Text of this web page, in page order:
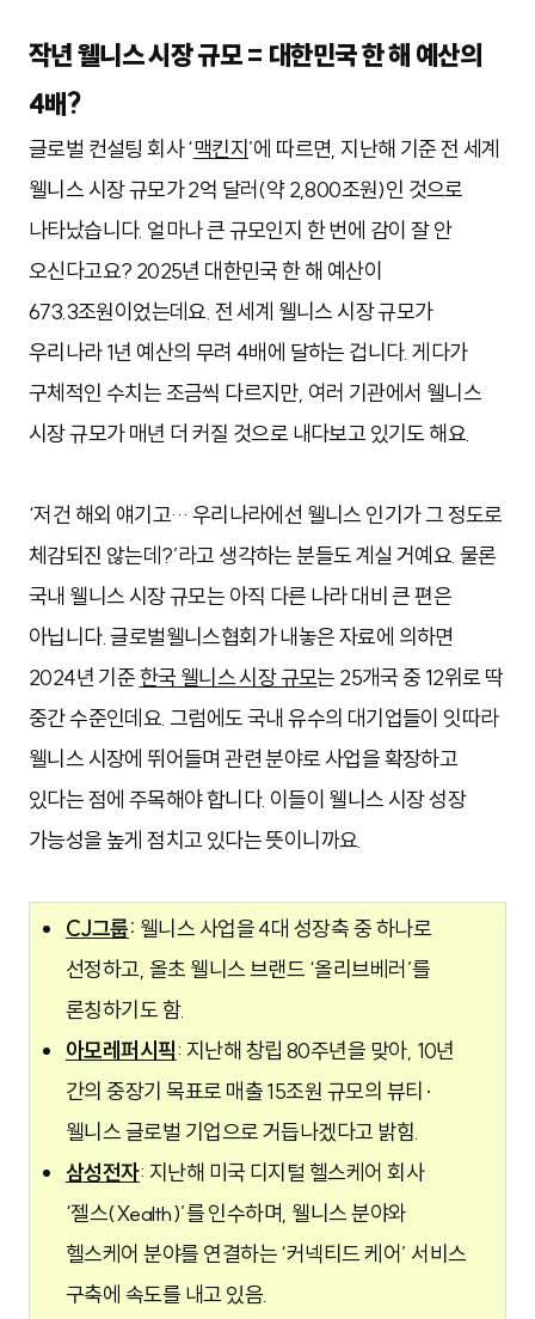
작년 웰니스 시장 규모 = 대한민국 한 해 예산의
4배?
글로벌 컨설팅 회사 ‘맥킨지’에 따르면, 지난해 기준 전 세계
웰니스 시장 규모가 2억 달러(약 2,800조원)인 것으로
나타났습니다. 얼마나 큰 규모인지 한 번에 감이 잘 안
오신다고요? 2025년 대한민국 한 해 예산이
673.3조원이었는데요. 전 세계 웰니스 시장 규모가
우리나라 1년 예산의 무려 4배에 달하는 겁니다. 게다가
구체적인 수치는 조금씩 다르지만, 여러 기관에서 웰니스
시장 규모가 매년 더 커질 것으로 내다보고 있기도 해요.
‘저건 해외 얘기고… 우리나라에선 웰니스 인기가 그 정도로
체감되진 않는데?’라고 생각하는 분들도 계실 거예요. 물론
국내 웰니스 시장 규모는 아직 다른 나라 대비 큰 편은
아닙니다. 글로벌웰니스협회가 내놓은 자료에 의하면
2024년 기준한국 웰니스 시장 규모는 25개국 중 12위로 딱
중간 수준인데요. 그럼에도 국내 유수의 대기업들이 잇따라
웰니스 시장에 뛰어들며 관련 분야로 사업을 확장하고
있다는 점에 주목해야 합니다. 이들이 웰니스 시장 성장
가능성을 높게 점치고 있다는 뜻이니까요.
CJ그룹: 웰니스 사업을 4대 성장축 중 하나로
선정하고, 올초 웰니스 브랜드 ‘올리브베러’를
론칭하기도 함.
아모레퍼시픽: 지난해 창립 80주년을 맞아, 10년
간의 중장기 목표로 매출 15조원 규모의 뷰티·
웰니스 글로벌 기업으로 거듭나겠다고 밝힘.
삼성전자: 지난해 미국 디지털 헬스케어 회사
‘젤스(Xealth)’를 인수하며, 웰니스 분야와
헬스케어 분야를 연결하는 ‘커넥티드 케어’ 서비스
구축에 속도를 내고 있음.